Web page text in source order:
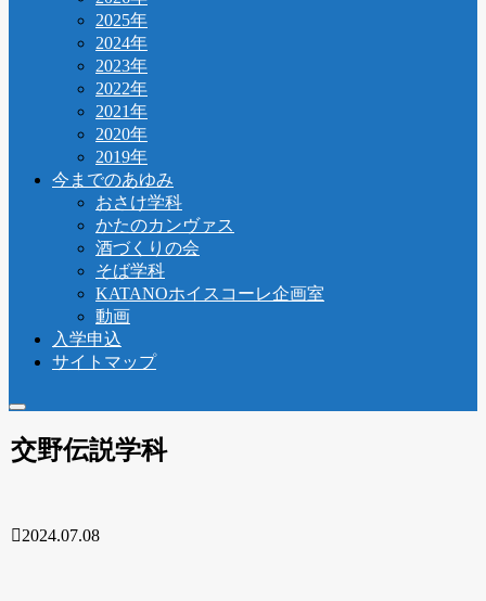
2025年
2024年
2023年
2022年
2021年
2020年
2019年
今までのあゆみ
おさけ学科
かたのカンヴァス
酒づくりの会
そば学科
KATANOホイスコーレ企画室
動画
入学申込
サイトマップ
交野伝説学科
2024.07.08